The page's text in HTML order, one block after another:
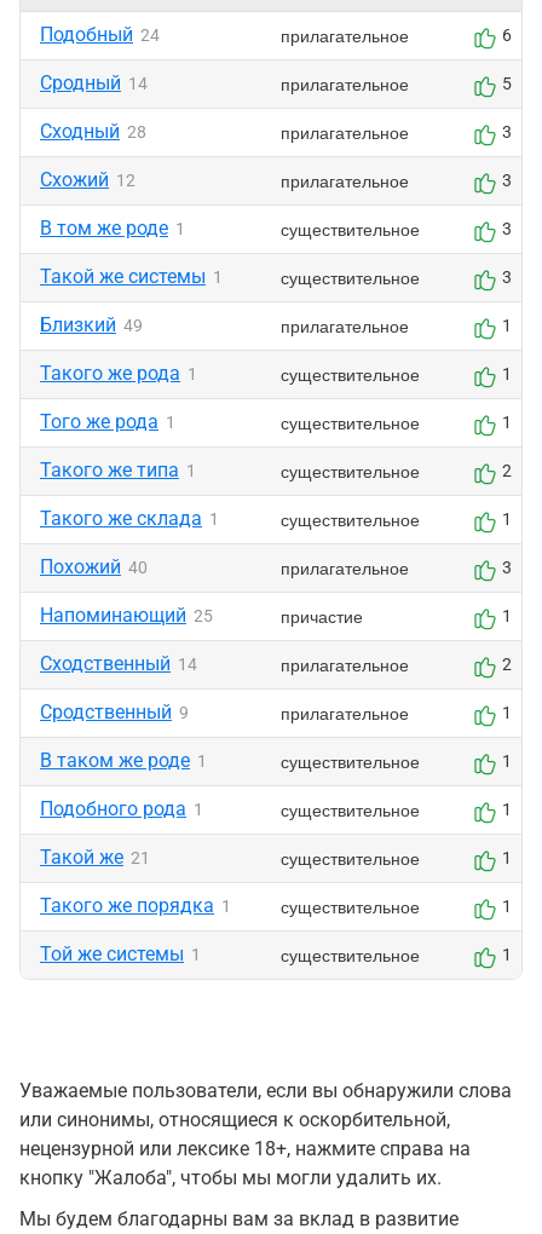
Подобный 24 прилагательное 6
Сродный 14 прилагательное 5
Сходный 28 прилагательное 3
Схожий 12 прилагательное 3
В том же роде 1 существительное 3
Такой же системы 1 существительное 3
Близкий 49 прилагательное 1
Такого же рода 1 существительное 1
Того же рода 1 существительное 1
Такого же типа 1 существительное 2
Такого же склада 1 существительное 1
Похожий 40 прилагательное 3
Напоминающий 25 причастие 1
Сходственный 14 прилагательное 2
Сродственный 9 прилагательное 1
В таком же роде 1 существительное 1
Подобного рода 1 существительное 1
Такой же 21 существительное 1
Такого же порядка 1 существительное 1
Той же системы 1 существительное 1
Уважаемые пользователи, если вы обнаружили слова
или синонимы, относящиеся к оскорбительной,
нецензурной или лексике 18+, нажмите справа на
кнопку "Жалоба", чтобы мы могли удалить их.
Мы будем благодарны вам за вклад в развитие